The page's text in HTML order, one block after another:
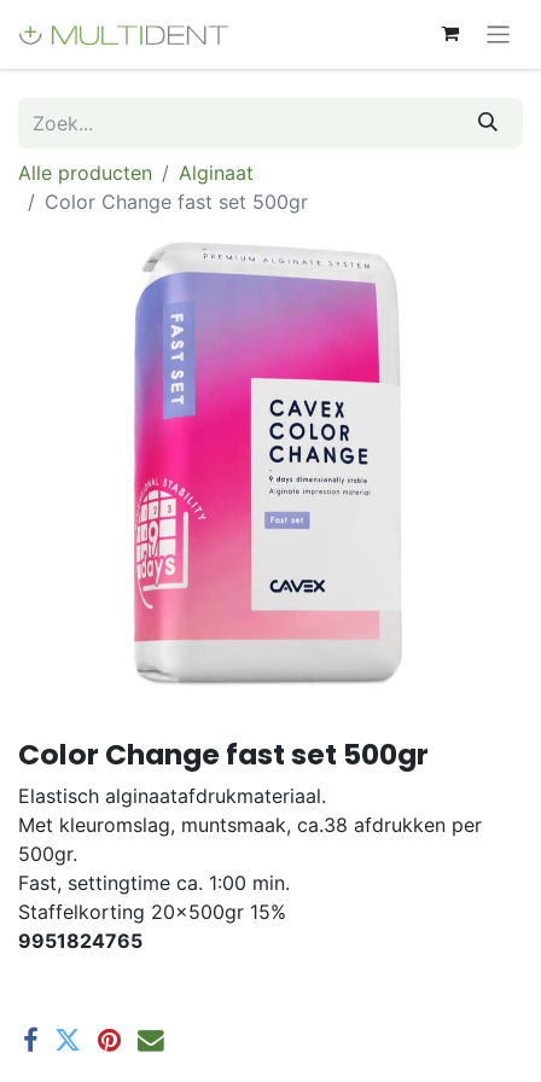
Alle producten
Alginaat
Color Change fast set 500gr
Color Change fast set 500gr
Elastisch alginaatafdrukmateriaal.
Met kleuromslag, muntsmaak, ca.38 afdrukken per
500gr.
Fast, settingtime ca. 1:00 min.
Staffelkorting 20x500gr 15%
9951824765